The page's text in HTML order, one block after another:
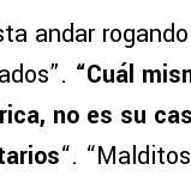
andar
“Cuál
no es su
“.